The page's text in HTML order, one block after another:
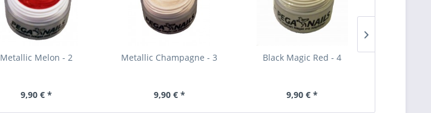
Metallic Melon - 2
9,90 € *
Metallic Champagne - 3
9,90 € *
Black Magic Red - 4
9,90 € *